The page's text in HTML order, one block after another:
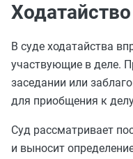
В суде ходатайства
участвующие в деле.
заседании или
для приобщения к
Суд рассматривает
и выносит